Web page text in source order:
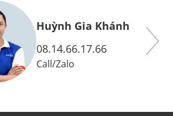
Huỳnh Gia Khánh
08.14.66.17.66
Call/Zalo